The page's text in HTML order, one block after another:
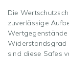
Die
zuverlässige
Widerstandsgrad
sind diese Safes